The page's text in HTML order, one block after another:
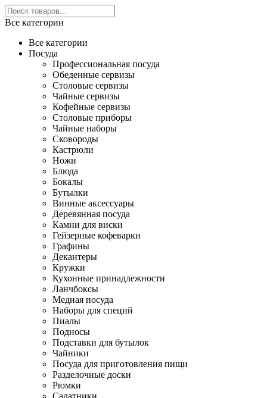
Все категории
Все категории
Посуда
Профессиональная посуда
Обеденные сервизы
Столовые сервизы
Чайные сервизы
Кофейные сервизы
Столовые приборы
Чайные наборы
Сковороды
Кастрюли
Ножи
Блюда
Бокалы
Бутылки
Винные аксессуары
Деревянная посуда
Камни для виски
Гейзерные кофеварки
Графины
Декантеры
Кружки
Кухонные принадлежности
Ланчбоксы
Медная посуда
Наборы для специй
Пиалы
Подносы
Подставки для бутылок
Чайники
Посуда для приготовления пищи
Разделочные доски
Рюмки
Салатники